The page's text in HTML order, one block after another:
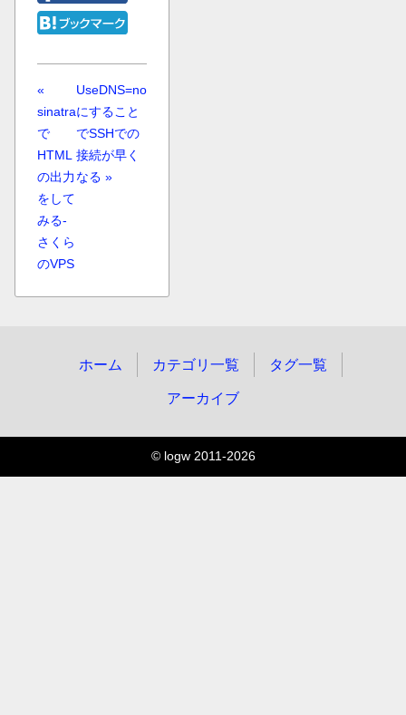
«
sinatra
で
HTML
の出力
をして
みる-
さくら
のVPS
UseDNS=no
にすること
でSSHでの
接続が早く
なる »
ホーム カテゴリ一覧 タグ一覧
アーカイブ
© logw 2011-2026